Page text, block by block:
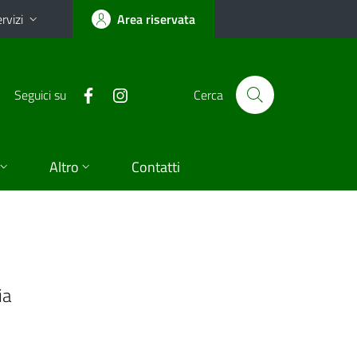
Area riservata
Seguici su Cerca
Altro Contatti